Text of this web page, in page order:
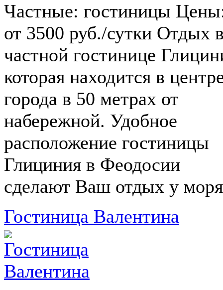
Частные: гостиницы
от 3500 руб./сутки Отдых
частной гостинице
которая находится в
города в 50 метрах от
набережной. Удобное
расположение гостиницы
Глициния в Феодосии
сделают Ваш отдых у
Гостиница Валентина